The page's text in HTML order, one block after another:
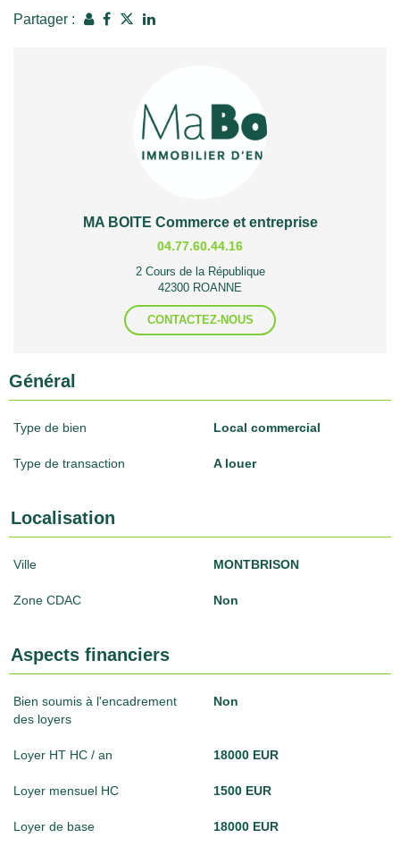
Partager :
MA BOITE Commerce et entreprise
04.77.60.44.16
2 Cours de la République
42300 ROANNE
CONTACTEZ-NOUS
Général
Type de bien Local commercial
Type de transaction A louer
Localisation
Ville MONTBRISON
Zone CDAC Non
Aspects financiers
Bien soumis à l'encadrement
des loyers
Non
Loyer HT HC / an 18000 EUR
Loyer mensuel HC 1500 EUR
Loyer de base 18000 EUR